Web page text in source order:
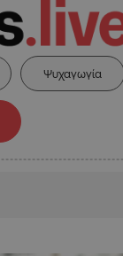
Ψυχαγωγία